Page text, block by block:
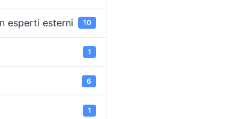
esperti esterni 10
1
6
1